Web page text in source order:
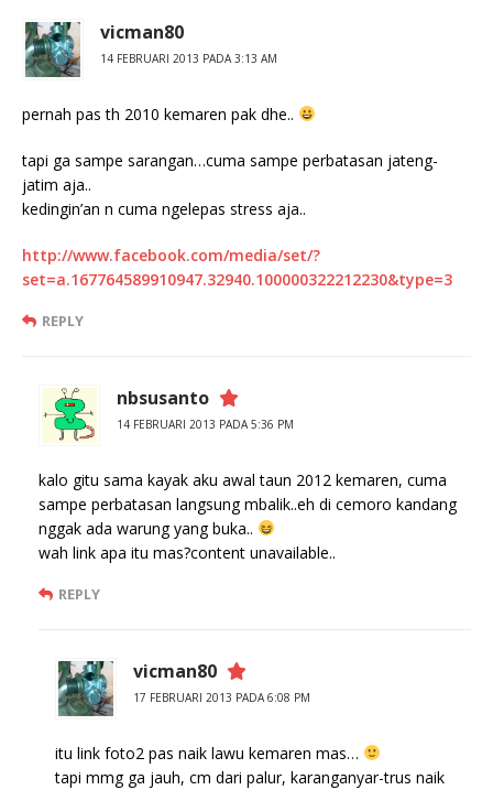
vicman80
14 FEBRUARI 2013 PADA 3:13 AM
pernah pas th 2010 kemaren pak dhe..
tapi ga sampe sarangan…cuma sampe perbatasan jateng-
jatim aja..
kedingin’an n cuma ngelepas stress aja..
http://www.facebook.com/media/set/?
set=a.167764589910947.32940.100000322212230&type=3
REPLY
nbsusanto
14 FEBRUARI 2013 PADA 5:36 PM
kalo gitu sama kayak aku awal taun 2012 kemaren, cuma
sampe perbatasan langsung mbalik..eh di cemoro kandang
nggak ada warung yang buka..
wah link apa itu mas?content unavailable..
REPLY
vicman80
17 FEBRUARI 2013 PADA 6:08 PM
itu link foto2 pas naik lawu kemaren mas…
tapi mmg ga jauh, cm dari palur, karanganyar-trus naik